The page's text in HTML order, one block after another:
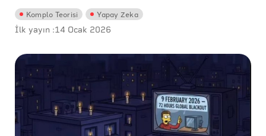
Komplo Teorisi Yapay Zeka
İlk yayın :14 Ocak 2026